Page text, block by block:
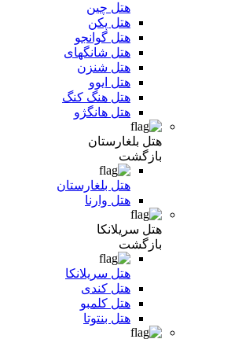
هتل چین
هتل پکن
هتل گوانجو
هتل شانگهای
هتل شنزن
هتل ایوو
هتل هنگ کنگ
هتل هانگژو
هتل بلغارستان
بازگشت
هتل بلغارستان
هتل وارنا
هتل سریلانکا
بازگشت
هتل سریلانکا
هتل کندی
هتل کلمبو
هتل بنتوتا